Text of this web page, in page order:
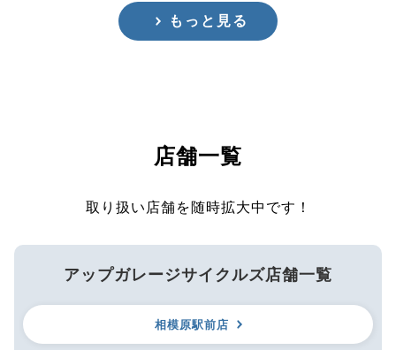
もっと見る
店舗一覧
取り扱い店舗を随時拡大中です！
アップガレージサイクルズ店舗一覧
相模原駅前店